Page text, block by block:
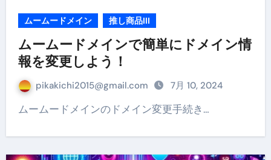
ムームードメイン 推し商品III
ムームードメインで簡単にドメイン情
報を変更しよう！
pikakichi2015@gmail.com 7月 10, 2024
ムームードメインのドメイン変更手続き…